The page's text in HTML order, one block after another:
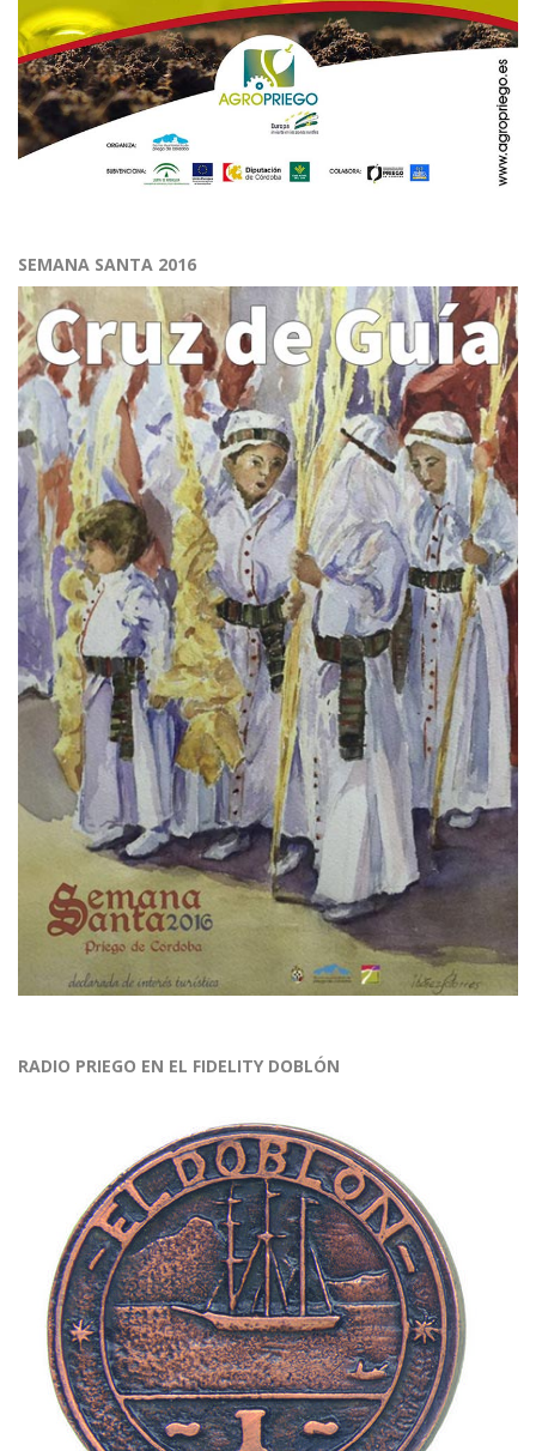
SEMANA SANTA 2016
RADIO PRIEGO EN EL FIDELITY DOBLÓN